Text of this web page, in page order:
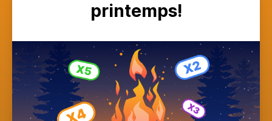
printemps!